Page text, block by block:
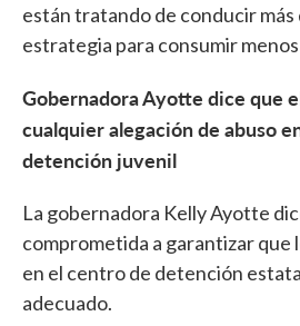
están tratando de conducir más
estrategia para consumir
Gobernadora Ayotte dice que
cualquier alegación de abuso
detención juvenil
La gobernadora Kelly Ayotte
comprometida a garantizar que
en el centro de detención
adecuado.